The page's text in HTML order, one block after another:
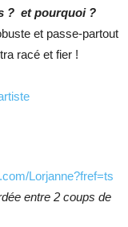
? et pourquoi ?
et passe-partout
racé et fier !
Lorjanne?fref=ts
entre 2 coups de